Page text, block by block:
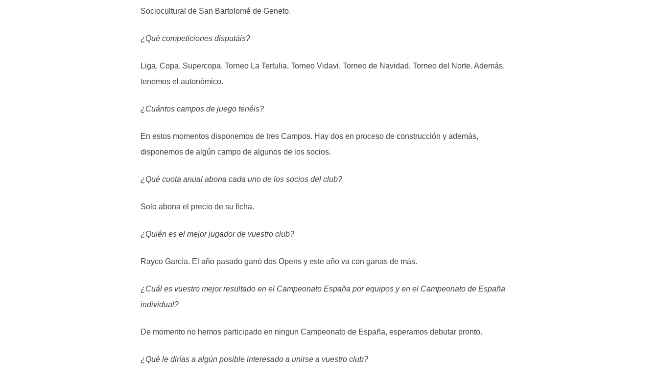
Sociocultural de San Bartolomé de Geneto.
¿Qué competiciones disputáis?
Liga, Copa, Supercopa, Torneo La Tertulia, Torneo Vidavi, Torneo de Navidad, Torneo del Norte. Además,
tenemos el autonómico.
¿Cuántos campos de juego tenéis?
En estos momentos disponemos de tres Campos. Hay dos en proceso de construcción y además,
disponemos de algún campo de algunos de los socios.
¿Qué cuota anual abona cada uno de los socios del club?
Solo abona el precio de su ficha.
¿Quién es el mejor jugador de vuestro club?
Rayco García. El año pasado ganó dos Opens y este año va con ganas de más.
¿Cuál es vuestro mejor resultado en el Campeonato España por equipos y en el Campeonato de España
individual?
De momento no hemos participado en ningun Campeonato de España, esperamos debutar pronto.
¿Qué le dirías a algún posible interesado a unirse a vuestro club?